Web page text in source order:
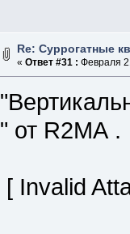
Re: Суррогатные
«Ответ #31 : Февраля
" от R2МА .
[ Invalid